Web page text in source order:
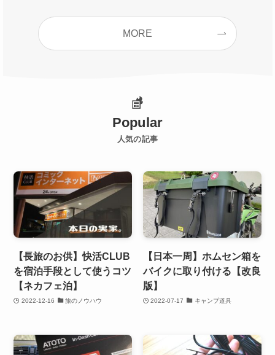
MORE
Popular
人気の記事
【長旅のお供】快活CLUB
を宿泊手段として使うコツ
【ネカフェ泊】
2022-12-16 旅のノウハウ
【日本一周】ホムセン箱を
バイクに取り付ける【改良
版】
2022-07-17 キャンプ道具